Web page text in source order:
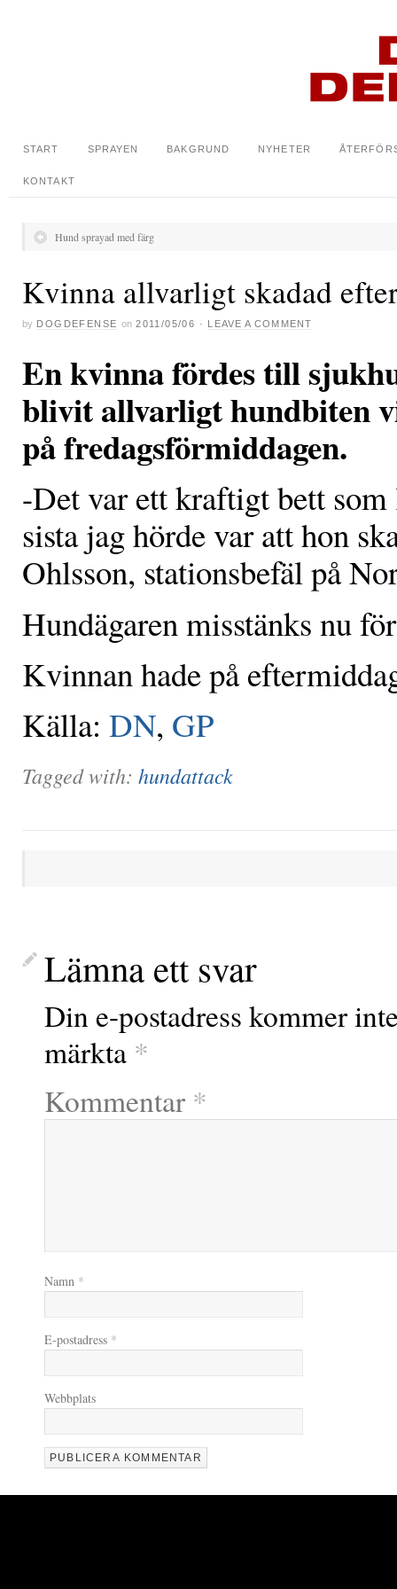
START SPRAYEN BAKGRUND NYHETER
KONTAKT
Hund sprayad med färg
Kvinna allvarligt skadad
by DOGDEFENSE on 2011/05/06 · LEAVE A COMMENT
En kvinna fördes till
blivit allvarligt hundbiten
på fredagsförmiddagen.
-Det var ett kraftigt bett
sista jag hörde var att hon
Ohlsson, stationsbefäl på
Hundägaren misstänks nu
Kvinnan hade på
Källa: DN, GP
Tagged with: hundattack
Lämna ett svar
Din e-postadress kommer
märkta *
Kommentar *
Namn *
E-postadress *
Webbplats